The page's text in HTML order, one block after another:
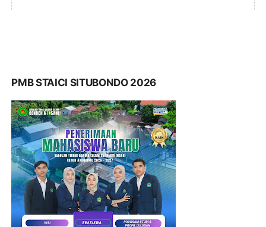
PMB STAICI SITUBONDO 2026